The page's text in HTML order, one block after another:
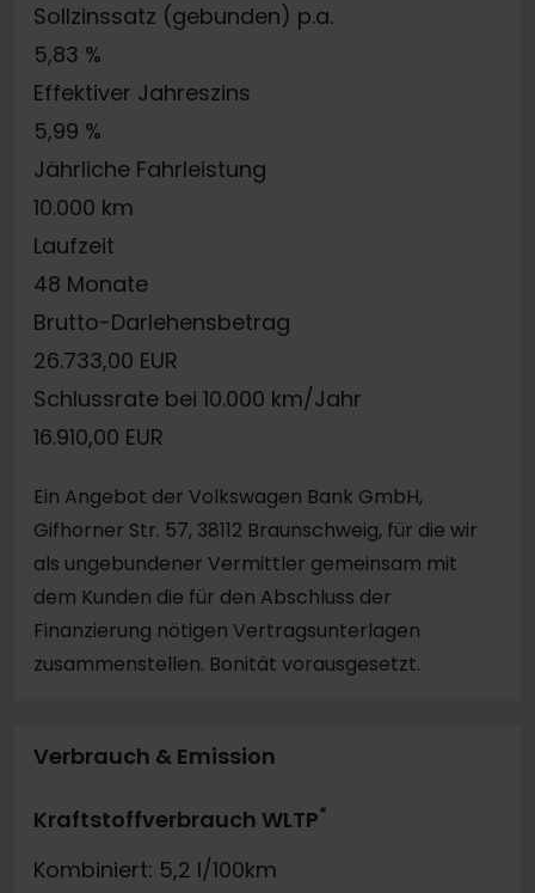
Sollzinssatz (gebunden) p.a.
5,83 %
Effektiver Jahreszins
5,99 %
Jährliche Fahrleistung
10.000 km
Laufzeit
48 Monate
Brutto-Darlehensbetrag
26.733,00 EUR
Schlussrate bei 10.000 km/Jahr
16.910,00 EUR
Ein Angebot der Volkswagen Bank GmbH,
Gifhorner Str. 57, 38112 Braunschweig, für die wir
als ungebundener Vermittler gemeinsam mit
dem Kunden die für den Abschluss der
Finanzierung nötigen Vertragsunterlagen
zusammenstellen. Bonität vorausgesetzt.
Verbrauch & Emission
Kraftstoffverbrauch WLTP*
Kombiniert: 5,2 l/100km